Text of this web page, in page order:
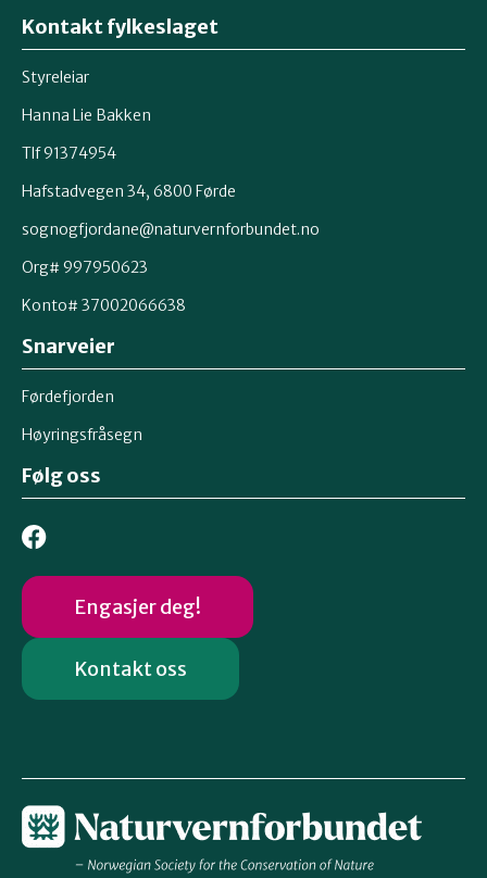
Kontakt fylkeslaget
Styreleiar
Hanna Lie Bakken
Tlf 91374954
Hafstadvegen 34, 6800 Førde
sognogfjordane@naturvernforbundet.no
Org# 997950623
Konto# 37002066638
Snarveier
Førdefjorden
Høyringsfråsegn
Følg oss
Engasjer deg!
Kontakt oss